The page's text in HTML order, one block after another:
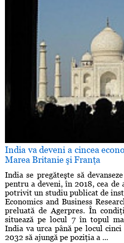
India va deveni a cincea
Marea Britanie şi Franţa
India se pregăteşte să
pentru a deveni, în 2018, cea de
potrivit un studiu publicat de
Economics and Business
preluată de Agerpres. În
situează pe locul 7 în topul
India va urca până pe locul
2032 să ajungă pe poziţia a ...